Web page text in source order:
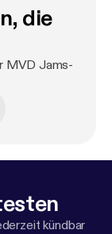
die
MVD Jams-
kündbar